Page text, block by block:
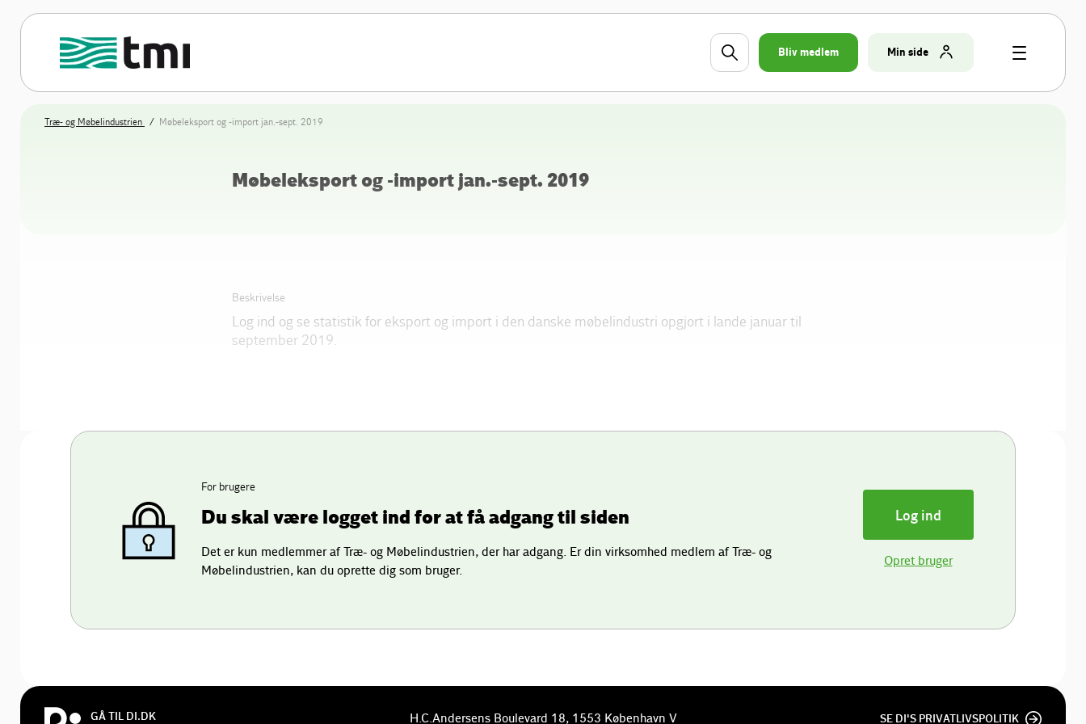
Bliv medlem Min side
Træ- og Møbelindustrien Møbeleksport og -import jan.-sept. 2019
Møbeleksport og -import jan.-sept. 2019
Beskrivelse
Log ind og se statistik for eksport og import i den danske møbelindustri opgjort i lande januar til
september 2019.
For brugere
Du skal være logget ind for at få adgang til siden
Det er kun medlemmer af Træ- og Møbelindustrien, der har adgang. Er din virksomhed medlem af Træ- og
Møbelindustrien, kan du oprette dig som bruger.
Log ind
Opret bruger
GÅ TIL DI.DK H.C.Andersens Boulevard 18, 1553 København V SE DI'S PRIVATLIVSPOLITIK